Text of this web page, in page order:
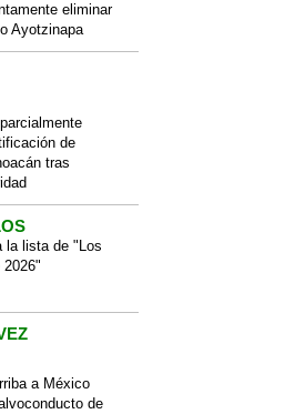
eliminar
Ayotzinapa
de
tras
la lista de "Los
a México
de